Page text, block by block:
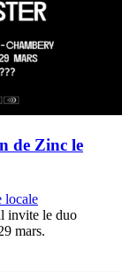
de Zinc le
locale
invite le duo
mars.